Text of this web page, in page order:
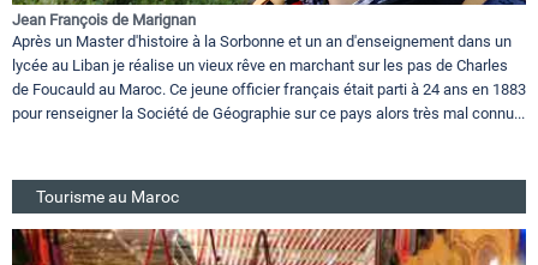
Jean François de Marignan
Après un Master d'histoire à la Sorbonne et un an d'enseignement dans un
lycée au Liban je réalise un vieux rêve en marchant sur les pas de Charles
de Foucauld au Maroc. Ce jeune officier français était parti à 24 ans en 1883
pour renseigner la Société de Géographie sur ce pays alors très mal connu...
Tourisme au Maroc